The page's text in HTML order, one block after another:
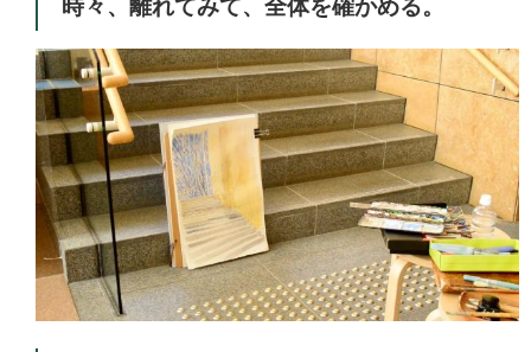
時々、離れてみて、全体を確かめる。